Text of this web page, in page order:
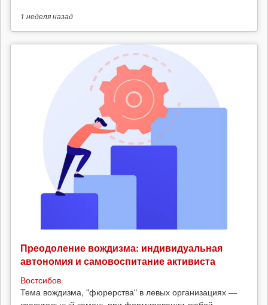
1 неделяназад
Преодоление вождизма: индивидуальная
автономия и самовоспитание активиста
Востсибов
Тема вождизма, "фюрерства" в левых организациях —